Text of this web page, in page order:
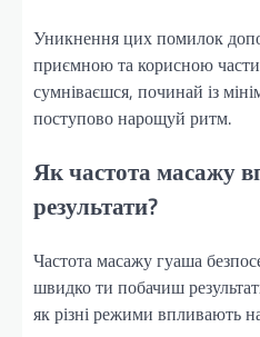
Уникнення цих помилок
приємною та корисною
сумніваєшся, починай із
поступово нарощуй ритм.
Як частота масажу
результати?
Частота масажу гуаша
швидко ти побачиш
як різні режими впливають